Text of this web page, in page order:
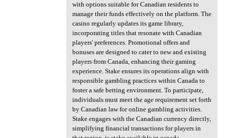
with options suitable for Canadian residents to
manage their funds effectively on the platform. The
casino regularly updates its game library,
incorporating titles that resonate with Canadian
players' preferences. Promotional offers and
bonuses are designed to cater to new and existing
players from Canada, enhancing their gaming
experience. Stake ensures its operations align with
responsible gambling practices within Canada to
foster a safe betting environment. To participate,
individuals must meet the age requirement set forth
by Canadian law for online gambling activities.
Stake engages with the Canadian currency directly,
simplifying financial transactions for players in